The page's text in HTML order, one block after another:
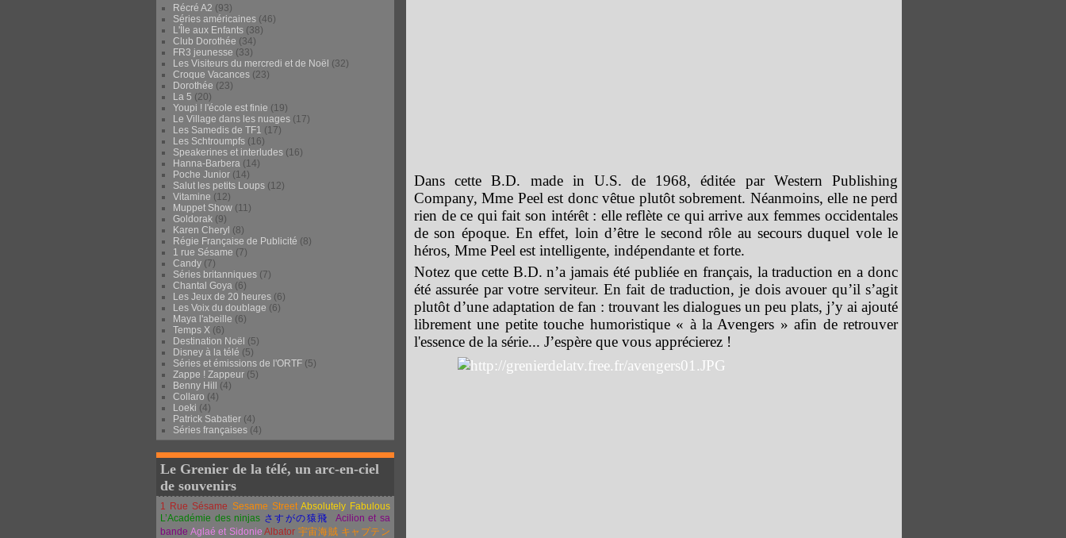
Récré A2 (93)
Séries américaines (46)
L'Île aux Enfants (38)
Club Dorothée (34)
FR3 jeunesse (33)
Les Visiteurs du mercredi et de Noël (32)
Croque Vacances (23)
Dorothée (23)
La 5 (20)
Youpi ! l'école est finie (19)
Le Village dans les nuages (17)
Les Samedis de TF1 (17)
Les Schtroumpfs (16)
Speakerines et interludes (16)
Hanna-Barbera (14)
Poche Junior (14)
Salut les petits Loups (12)
Vitamine (12)
Muppet Show (11)
Goldorak (9)
Karen Cheryl (8)
Régie Française de Publicité (8)
1 rue Sésame (7)
Candy (7)
Séries britanniques (7)
Chantal Goya (6)
Les Jeux de 20 heures (6)
Les Voix du doublage (6)
Maya l'abeille (6)
Temps X (6)
Destination Noël (5)
Disney à la télé (5)
Séries et émissions de l'ORTF (5)
Zappe ! Zappeur (5)
Benny Hill
(4)
Collaro (4)
Loeki (4)
Patrick Sabatier (4)
Séries françaises (4)
Le Grenier de la télé, un arc-en-ciel
de souvenirs
1 Rue Sésame Sesame Street Absolutely Fabulous
L’Académie des ninjas さすがの猿飛
Acilion et sa
bande Aglaé et Sidonie Albator 宇宙海賊 キャプテン
Dans cette B.D. made in U.S. de 1968, éditée par Western Publishing
Company, Mme Peel est donc vêtue plutôt sobrement. Néanmoins, elle ne perd
rien de ce qui fait son intérêt : elle reflète ce qui arrive aux femmes occidentales
de son époque. En effet, loin d’être le second rôle au secours duquel vole le
héros, Mme Peel est intelligente, indépendante et forte.
Notez que cette B.D. n’a jamais été publiée en français, la traduction en a donc
été assurée par votre serviteur. En fait de traduction, je dois avouer qu’il s’agit
plutôt d’une adaptation de fan : trouvant les dialogues un peu plats, j’y ai ajouté
librement une petite touche humoristique « à la Avengers » afin de retrouver
l'essence de la série... J’espère que vous apprécierez !